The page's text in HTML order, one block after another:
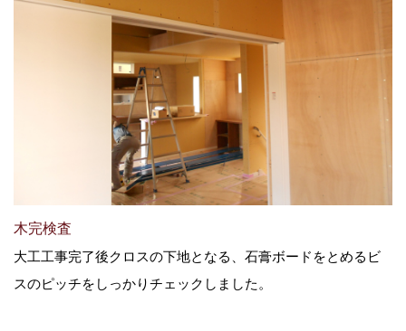
木完検査
大工工事完了後クロスの下地となる、石膏ボードをとめるビ
スのピッチをしっかりチェックしました。